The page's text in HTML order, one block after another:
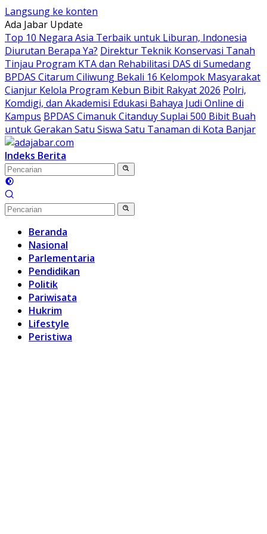
Langsung ke konten
Ada Jabar Update
Top 10 Negara Asia Terbaik untuk Liburan, Indonesia
Diurutan Berapa Ya? Direktur Teknik Konservasi Tanah
Tinjau Program KTA dan Rehabilitasi DAS di Sumedang
BPDAS Citarum Ciliwung Bekali 16 Kelompok Masyarakat
Cianjur Kelola Program Kebun Bibit Rakyat 2026 Polri,
Komdigi, dan Akademisi Edukasi Bahaya Judi Online di
Kampus BPDAS Cimanuk Citanduy Suplai 500 Bibit Buah
untuk Gerakan Satu Siswa Satu Tanaman di Kota Banjar
Indeks Berita
Beranda
Nasional
Parlementaria
Pendidikan
Politik
Pariwisata
Hukrim
Lifestyle
Peristiwa